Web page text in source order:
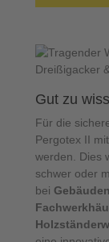
Gut zu
Für die
Pergotex II
werden. Dies
schwer oder
bei